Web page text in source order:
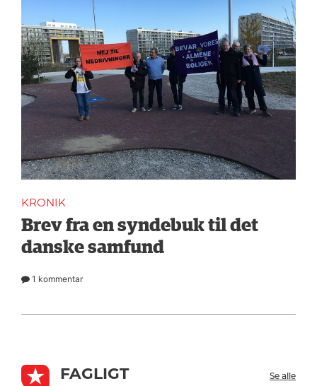
KRONIK
Brev fra en syndebuk til det
danske samfund
1 kommentar
FAGLIGT Se alle